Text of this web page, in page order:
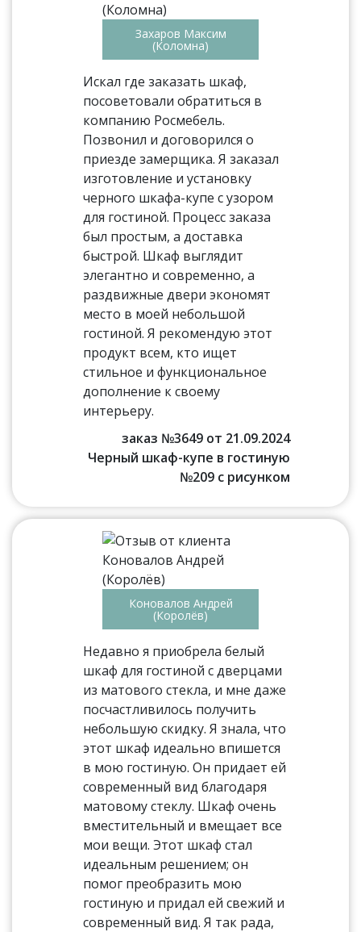
Захаров Максим
(Коломна)
Искал где заказать шкаф,
посоветовали обратиться в
компанию Росмебель.
Позвонил и договорился о
приезде замерщика. Я заказал
изготовление и установку
черного шкафа-купе с узором
для гостиной. Процесс заказа
был простым, а доставка
быстрой. Шкаф выглядит
элегантно и современно, а
раздвижные двери экономят
место в моей небольшой
гостиной. Я рекомендую этот
продукт всем, кто ищет
стильное и функциональное
дополнение к своему
интерьеру.
заказ №3649 от 21.09.2024
Черный шкаф-купе в гостиную
№209 с рисунком
Коновалов Андрей
(Королёв)
Недавно я приобрела белый
шкаф для гостиной с дверцами
из матового стекла, и мне даже
посчастливилось получить
небольшую скидку. Я знала, что
этот шкаф идеально впишется
в мою гостиную. Он придает ей
современный вид благодаря
матовому стеклу. Шкаф очень
вместительный и вмещает все
мои вещи. Этот шкаф стал
идеальным решением; он
помог преобразить мою
гостиную и придал ей свежий и
современный вид. Я так рада,